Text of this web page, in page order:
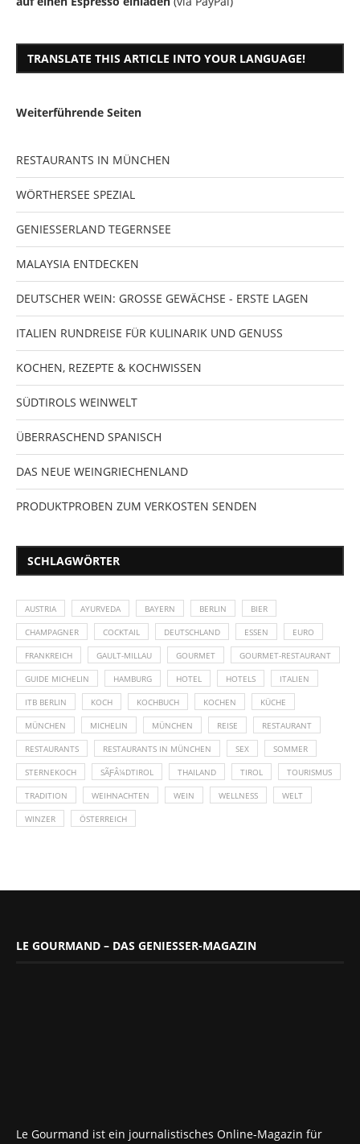
TRANSLATE THIS ARTICLE INTO YOUR LANGUAGE!
Weiterführende Seiten
RESTAURANTS IN MÜNCHEN
WÖRTHERSEE SPEZIAL
GENIESSERLAND TEGERNSEE
MALAYSIA ENTDECKEN
DEUTSCHER WEIN: GROSSE GEWÄCHSE - ERSTE LAGEN
ITALIEN RUNDREISE FÜR KULINARIK UND GENUSS
KOCHEN, REZEPTE & KOCHWISSEN
SÜDTIROLS WEINWELT
ÜBERRASCHEND SPANISCH
DAS NEUE WEINGRIECHENLAND
PRODUKTPROBEN ZUM VERKOSTEN SENDEN
SCHLAGWÖRTER
AUSTRIA AYURVEDA BAYERN BERLIN BIER
CHAMPAGNER COCKTAIL DEUTSCHLAND ESSEN EURO
FRANKREICH GAULT-MILLAU GOURMET GOURMET-RESTAURANT
GUIDE MICHELIN HAMBURG HOTEL HOTELS ITALIEN
ITB BERLIN KOCH KOCHBUCH KOCHEN KÜCHE
MÜNCHEN MICHELIN MÜNCHEN REISE RESTAURANT
RESTAURANTS RESTAURANTS IN MÜNCHEN SEX SOMMER
STERNEKOCH SÃƑÂ¼DTIROL THAILAND TIROL TOURISMUS
TRADITION WEIHNACHTEN WEIN WELLNESS WELT
WINZER ÖSTERREICH
LE GOURMAND – DAS GENIESSER-MAGAZIN
Le Gourmand ist ein journalistisches Online-Magazin für